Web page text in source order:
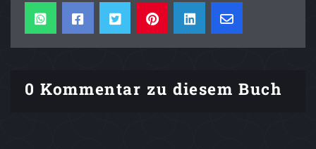
0 Kommentar zu diesem Buch